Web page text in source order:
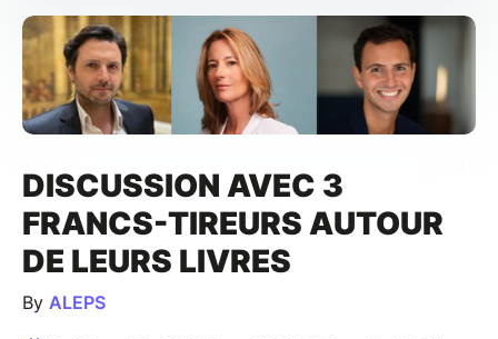
DISCUSSION AVEC 3
FRANCS-TIREURS AUTOUR
DE LEURS LIVRES
By ALEPS